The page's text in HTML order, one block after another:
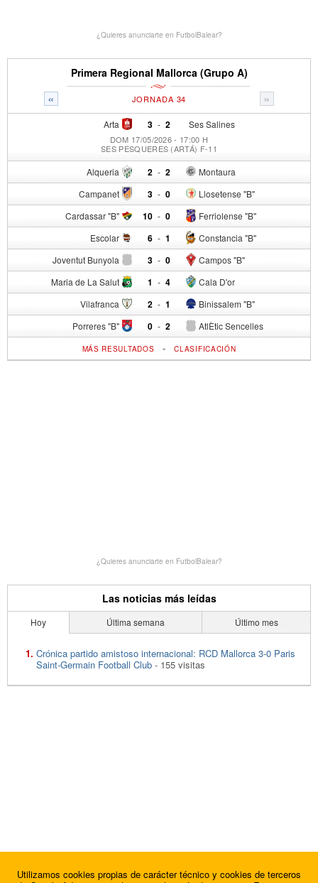
¿Quieres anunciarte en FutbolBalear?
Primera Regional Mallorca (Grupo A)
« »
JORNADA 34
Arta 3 - Ses Salines
2
DOM 17/05/2026 - 17:00 H
SES PESQUERES (ARTÁ) F-11
Alqueria 2 - Montaura
2
Campanet 3 - Llosetense "B"
0
Cardassar "B" 10 - Ferriolense "B"
0
Escolar 6 - Constancia "B"
1
Joventut Bunyola 3 - Campos "B"
0
Maria de La Salut 1 - Cala D'or
4
Vilafranca 2 - Binissalem "B"
1
Porreres "B" 0 - AtlÈtic Sencelles
2
MÁS RESULTADOS -CLASIFICACIÓN
¿Quieres anunciarte en FutbolBalear?
Las noticias más leídas
Hoy Última semana Último mes
Crónica partido amistoso internacional: RCD Mallorca 3-0 Paris
Saint-Germain Football Club - 155 visitas
Utilizamos cookies propias de carácter técnico y cookies de terceros